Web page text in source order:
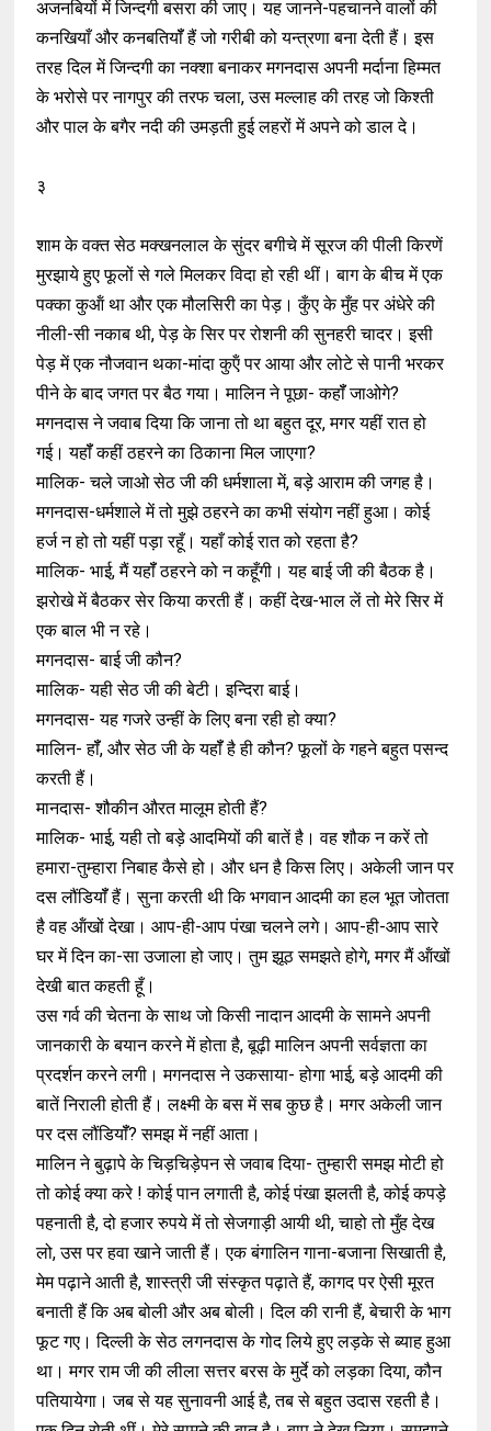
अजनबियों में जिन्दगी बसरा की जाए। यह जानने-पहचानने वालों की
कनखियाँ और कनबतियॉँ हैं जो गरीबी को यन्त्रणा बना देती हैं। इस
तरह दिल में जिन्दगी का नक्शा बनाकर मगनदास अपनी मर्दाना हिम्मत
के भरोसे पर नागपुर की तरफ चला, उस मल्लाह की तरह जो किश्ती
और पाल के बगैर नदी की उमड़ती हुई लहरों में अपने को डाल दे।
३
शाम के वक्त सेठ मक्खनलाल के सुंदर बगीचे में सूरज की पीली किरणें
मुरझाये हुए फूलों से गले मिलकर विदा हो रही थीं। बाग के बीच में एक
पक्का कुऑं था और एक मौलसिरी का पेड़। कुँए के मुँह पर अंधेरे की
नीली-सी नकाब थी, पेड़ के सिर पर रोशनी की सुनहरी चादर। इसी
पेड़ में एक नौजवान थका-मांदा कुऍं पर आया और लोटे से पानी भरकर
पीने के बाद जगत पर बैठ गया। मालिन ने पूछा- कहॉँ जाओगे?
मगनदास ने जवाब दिया कि जाना तो था बहुत दूर, मगर यहीं रात हो
गई। यहॉँ कहीं ठहरने का ठिकाना मिल जाएगा?
मालिक- चले जाओ सेठ जी की धर्मशाला में, बड़े आराम की जगह है।
मगनदास-धर्मशाले में तो मुझे ठहरने का कभी संयोग नहीं हुआ। कोई
हर्ज न हो तो यहीं पड़ा रहूँ। यहाँ कोई रात को रहता है?
मालिक- भाई, मैं यहॉँ ठहरने को न कहूँगी। यह बाई जी की बैठक है।
झरोखे में बैठकर सेर किया करती हैं। कहीं देख-भाल लें तो मेरे सिर में
एक बाल भी न रहे।
मगनदास- बाई जी कौन?
मालिक- यही सेठ जी की बेटी। इन्दिरा बाई।
मगनदास- यह गजरे उन्हीं के लिए बना रही हो क्या?
मालिन- हॉँ, और सेठ जी के यहॉँ है ही कौन? फूलों के गहने बहुत पसन्द
करती हैं।
मानदास- शौकीन औरत मालूम होती हैं?
मालिक- भाई, यही तो बड़े आदमियों की बातें है। वह शौक न करें तो
हमारा-तुम्हारा निबाह कैसे हो। और धन है किस लिए। अकेली जान पर
दस लौंडियॉँ हैं। सुना करती थी कि भगवान आदमी का हल भूत जोतता
है वह ऑंखों देखा। आप-ही-आप पंखा चलने लगे। आप-ही-आप सारे
घर में दिन का-सा उजाला हो जाए। तुम झूठ समझते होगे, मगर मैं ऑंखों
देखी बात कहती हूँ।
उस गर्व की चेतना के साथ जो किसी नादान आदमी के सामने अपनी
जानकारी के बयान करने में होता है, बूढ़ी मालिन अपनी सर्वज्ञता का
प्रदर्शन करने लगी। मगनदास ने उकसाया- होगा भाई, बड़े आदमी की
बातें निराली होती हैं। लक्ष्मी के बस में सब कुछ है। मगर अकेली जान
पर दस लौंडियॉँ? समझ में नहीं आता।
मालिन ने बुढ़ापे के चिड़चिड़ेपन से जवाब दिया- तुम्हारी समझ मोटी हो
तो कोई क्या करे ! कोई पान लगाती है, कोई पंखा झलती है, कोई कपड़े
पहनाती है, दो हजार रुपये में तो सेजगाड़ी आयी थी, चाहो तो मुँह देख
लो, उस पर हवा खाने जाती हैं। एक बंगालिन गाना-बजाना सिखाती है,
मेम पढ़ाने आती है, शास्त्री जी संस्कृत पढ़ाते हैं, कागद पर ऐसी मूरत
बनाती हैं कि अब बोली और अब बोली। दिल की रानी हैं, बेचारी के भाग
फूट गए। दिल्ली के सेठ लगनदास के गोद लिये हुए लड़के से ब्याह हुआ
था। मगर राम जी की लीला सत्तर बरस के मुर्दे को लड़का दिया, कौन
पतियायेगा। जब से यह सुनावनी आई है, तब से बहुत उदास रहती है।